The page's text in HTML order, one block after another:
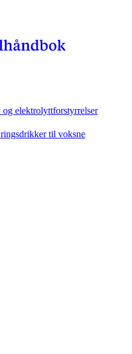
elektrolyttforstyrrelser
til voksne